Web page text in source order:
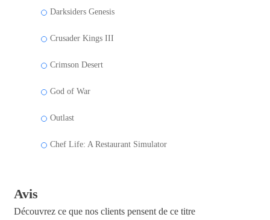
Darksiders Genesis
Crusader Kings III
Crimson Desert
God of War
Outlast
Chef Life: A Restaurant Simulator
Avis
Découvrez ce que nos clients pensent de ce titre